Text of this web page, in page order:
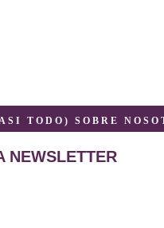
TODO) SOBRE
NEWSLETTER